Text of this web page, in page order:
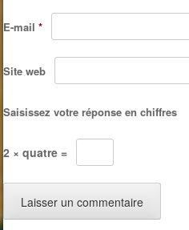
E-mail*
Site web
Saisissez votre réponse en chiffres
2 × quatre =